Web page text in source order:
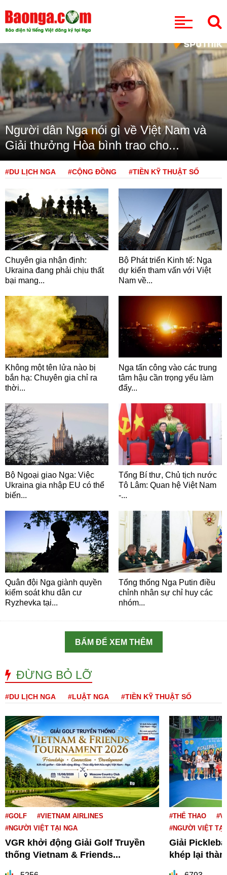
Người dân Nga nói gì về Việt Nam và
Giải thưởng Hòa bình trao cho...
#DU LỊCH NGA #CỘNG ĐỒNG #TIỀN KỸ THUẬT SỐ
Chuyên gia nhận định:
Ukraina đang phải chịu thất
bại mang...
Bộ Phát triển Kinh tế: Nga
dự kiến tham vấn với Việt
Nam về...
Không một tên lửa nào bị
bắn hạ: Chuyên gia chỉ ra
thời...
Nga tấn công vào các trung
tâm hậu cần trọng yếu làm
đẩy...
Bộ Ngoại giao Nga: Việc
Ukraina gia nhập EU có thể
biến...
Tổng Bí thư, Chủ tịch nước
Tô Lâm: Quan hệ Việt Nam
-...
Quân đội Nga giành quyền
kiểm soát khu dân cư
Ryzhevka tại...
Tổng thống Nga Putin điều
chỉnh nhân sự chỉ huy các
nhóm...
BẤM ĐỂ XEM THÊM
ĐỪNG BỎ LỠ
#DU LỊCH NGA #LUẬT NGA #TIỀN KỸ THUẬT SỐ
#GOLF
#VIETNAM AIRLINES
#NGƯỜI VIỆT TẠI NGA
VGR khởi động Giải Golf Truyền
thống Vietnam & Friends...
#THỂ THAO
#NGƯỜI VIỆT TẠI
Giải
khép lại